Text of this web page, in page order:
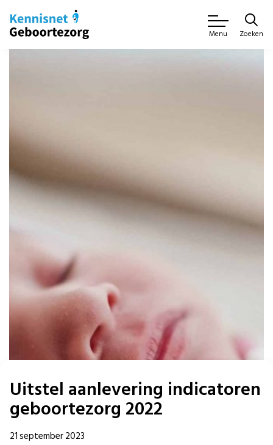
Menu Zoeken
Uitstel aanlevering indicatoren
geboortezorg 2022
21 september 2023